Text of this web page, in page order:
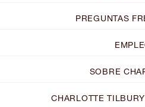
PREGUNTAS
SOBRE
CHARLOTTE